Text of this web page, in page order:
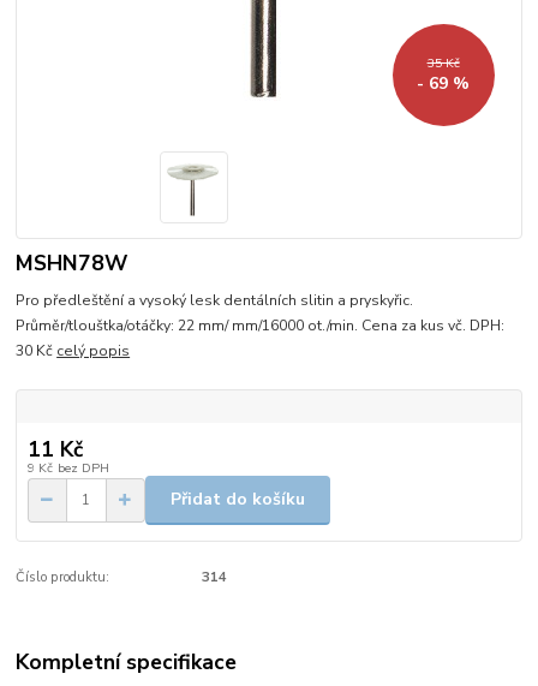
35 Kč
- 69 %
MSHN78W
Pro předleštění a vysoký lesk dentálních slitin a pryskyřic.
Průměr/tlouštka/otáčky: 22 mm/ mm/16000 ot./min. Cena za kus vč. DPH:
30 Kč celý popis
11 Kč
9 Kč bez DPH
Přidat do košíku
Číslo produktu: 314
Kompletní specifikace